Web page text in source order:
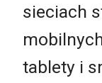
sieciach
tablety i